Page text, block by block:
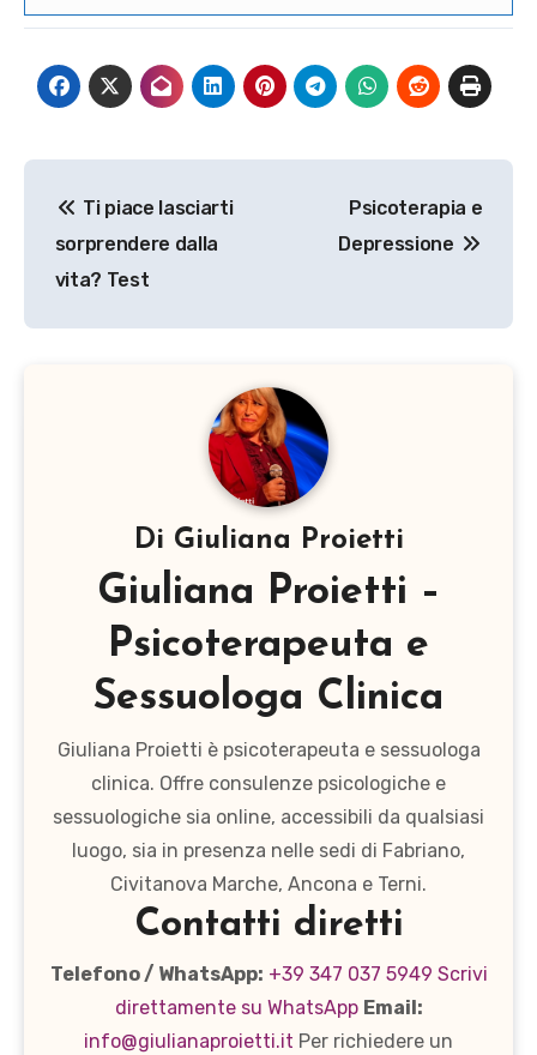
articoli
Ti piace lasciarti
sorprendere dalla
vita? Test
Psicoterapia e
Depressione
Di Giuliana Proietti
Giuliana Proietti –
Psicoterapeuta e
Sessuologa Clinica
Giuliana Proietti è psicoterapeuta e sessuologa
clinica. Offre consulenze psicologiche e
sessuologiche sia online, accessibili da qualsiasi
luogo, sia in presenza nelle sedi di Fabriano,
Civitanova Marche, Ancona e Terni.
Contatti diretti
Telefono / WhatsApp: +39 347 037 5949 Scrivi
direttamente su WhatsApp Email:
info@giulianaproietti.it Per richiedere un